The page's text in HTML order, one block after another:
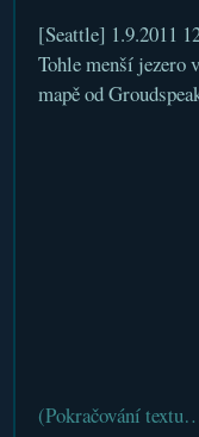
[Seattle] 1.9.2011
Tohle menší jezero
mapě od
(Pokračování